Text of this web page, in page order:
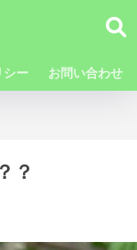
シー お問い合わせ
？